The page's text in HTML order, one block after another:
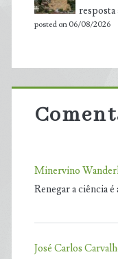
resposta
posted on 06/08/2026
Minervino
Renegar a ciência é
José Carlos